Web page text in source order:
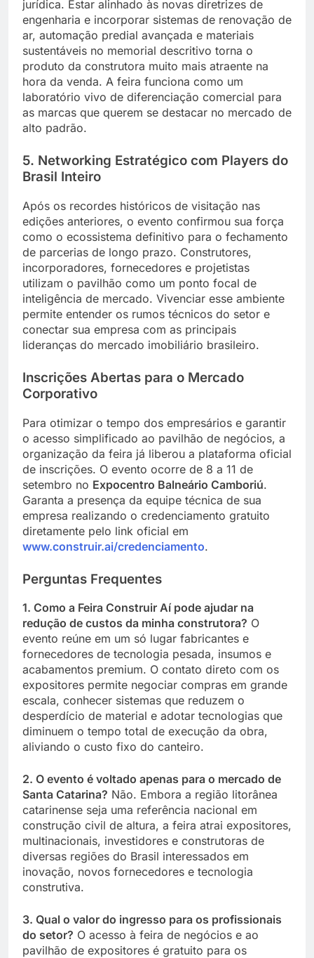
jurídica. Estar alinhado às novas diretrizes de
engenharia e incorporar sistemas de renovação de
ar, automação predial avançada e materiais
sustentáveis no memorial descritivo torna o
produto da construtora muito mais atraente na
hora da venda. A feira funciona como um
laboratório vivo de diferenciação comercial para
as marcas que querem se destacar no mercado de
alto padrão.
5. Networking Estratégico com Players do
Brasil Inteiro
Após os recordes históricos de visitação nas
edições anteriores, o evento confirmou sua força
como o ecossistema definitivo para o fechamento
de parcerias de longo prazo. Construtores,
incorporadores, fornecedores e projetistas
utilizam o pavilhão como um ponto focal de
inteligência de mercado. Vivenciar esse ambiente
permite entender os rumos técnicos do setor e
conectar sua empresa com as principais
lideranças do mercado imobiliário brasileiro.
Inscrições Abertas para o Mercado
Corporativo
Para otimizar o tempo dos empresários e garantir
o acesso simplificado ao pavilhão de negócios, a
organização da feira já liberou a plataforma oficial
de inscrições. O evento ocorre de 8 a 11 de
setembro no Expocentro Balneário Camboriú.
Garanta a presença da equipe técnica de sua
empresa realizando o credenciamento gratuito
diretamente pelo link oficial em
www.construir.ai/credenciamento.
Perguntas Frequentes
1. Como a Feira Construir Aí pode ajudar na
redução de custos da minha construtora? O
evento reúne em um só lugar fabricantes e
fornecedores de tecnologia pesada, insumos e
acabamentos premium. O contato direto com os
expositores permite negociar compras em grande
escala, conhecer sistemas que reduzem o
desperdício de material e adotar tecnologias que
diminuem o tempo total de execução da obra,
aliviando o custo fixo do canteiro.
2. O evento é voltado apenas para o mercado de
Santa Catarina? Não. Embora a região litorânea
catarinense seja uma referência nacional em
construção civil de altura, a feira atrai expositores,
multinacionais, investidores e construtoras de
diversas regiões do Brasil interessados em
inovação, novos fornecedores e tecnologia
construtiva.
3. Qual o valor do ingresso para os profissionais
do setor? O acesso à feira de negócios e ao
pavilhão de expositores é gratuito para os